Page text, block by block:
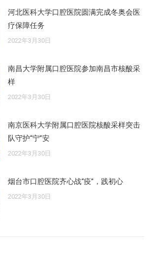
河北医科大学口腔医院圆满完成冬奥会医
疗保障任务
2022年3月30日
南昌大学附属口腔医院参加南昌市核酸采
样
2022年3月30日
南京医科大学附属口腔医院核酸采样突击
队守护“宁”安
2022年3月30日
烟台市口腔医院齐心战“疫”，践初心
2022年3月30日